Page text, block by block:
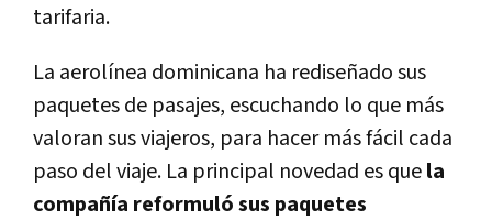
tarifaria.
La aerolínea dominicana ha rediseñado sus
paquetes de pasajes, escuchando lo que más
valoran sus viajeros, para hacer más fácil cada
paso del viaje. La principal novedad es quela
compañía reformuló sus paquetes